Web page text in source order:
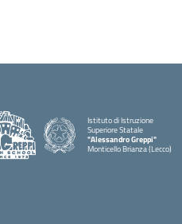
Istituto di Istruzione
Superiore Statale
"Alessandro Greppi"
Monticello Brianza (Lecco)